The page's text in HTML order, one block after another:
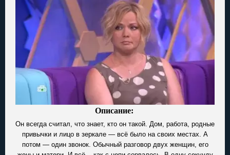
Описание:
Он всегда считал, что знает, кто он такой. Дом, работа, родные
привычки и лицо в зеркале — всё было на своих местах. А
потом — один звонок. Обычный разговор двух женщин, его